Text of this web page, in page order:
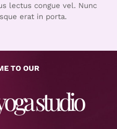
lectus congue vel. Nunc
erat in porta.
TO OUR
studio